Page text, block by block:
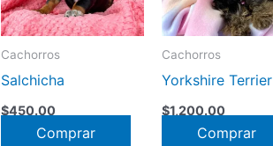
Cachorros
Salchicha
$450.00
Comprar
Cachorros
Yorkshire Terrier
$1,200.00
Comprar